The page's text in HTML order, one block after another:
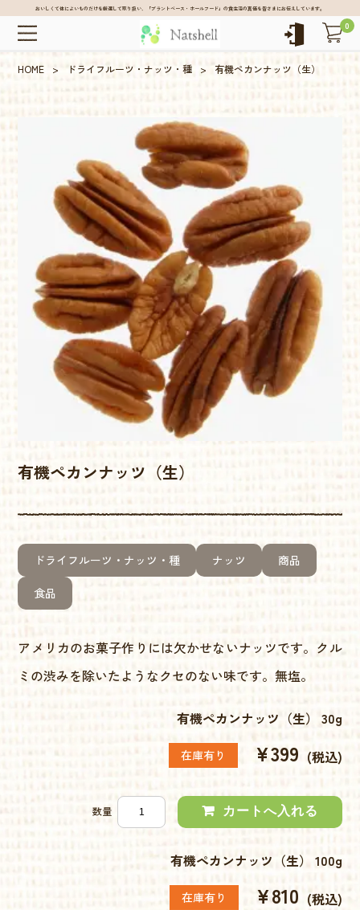
おいしくて体によいものだけを厳選して取り扱い、「プラントベース・ホールフード」の食生活の真価を皆さまにお伝えしています。
0
HOME > ドライフルーツ・ナッツ・種 > 有機ペカンナッツ（生）
有機ペカンナッツ（生）
ドライフルーツ・ナッツ・種 ナッツ 商品
食品
アメリカのお菓子作りには欠かせないナッツです。クル
ミの渋みを除いたようなクセのない味です。無塩。
有機ペカンナッツ（生） 30g
在庫有り ¥399 (税込)
数量
有機ペカンナッツ（生） 100g
在庫有り ¥810 (税込)